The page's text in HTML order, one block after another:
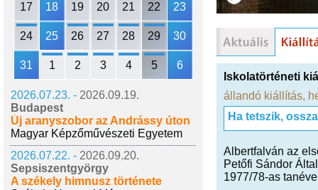
17 18 19 20 21 22 23
24 25 26 27 28 29 30
31 1 2 3 4 5 6
2026.07.23. - 2026.09.19.
Budapest
Új aranyszobor az Andrássy úton
Magyar Képzőművészeti Egyetem
2026.07.22. - 2026.09.20.
Sepsiszentgyörgy
A székely himnusz története
Iskolatörténeti
állandó kiállítás,
Ha tetszik,
Albertfalván az
Petőfi Sándor
1977/78-as